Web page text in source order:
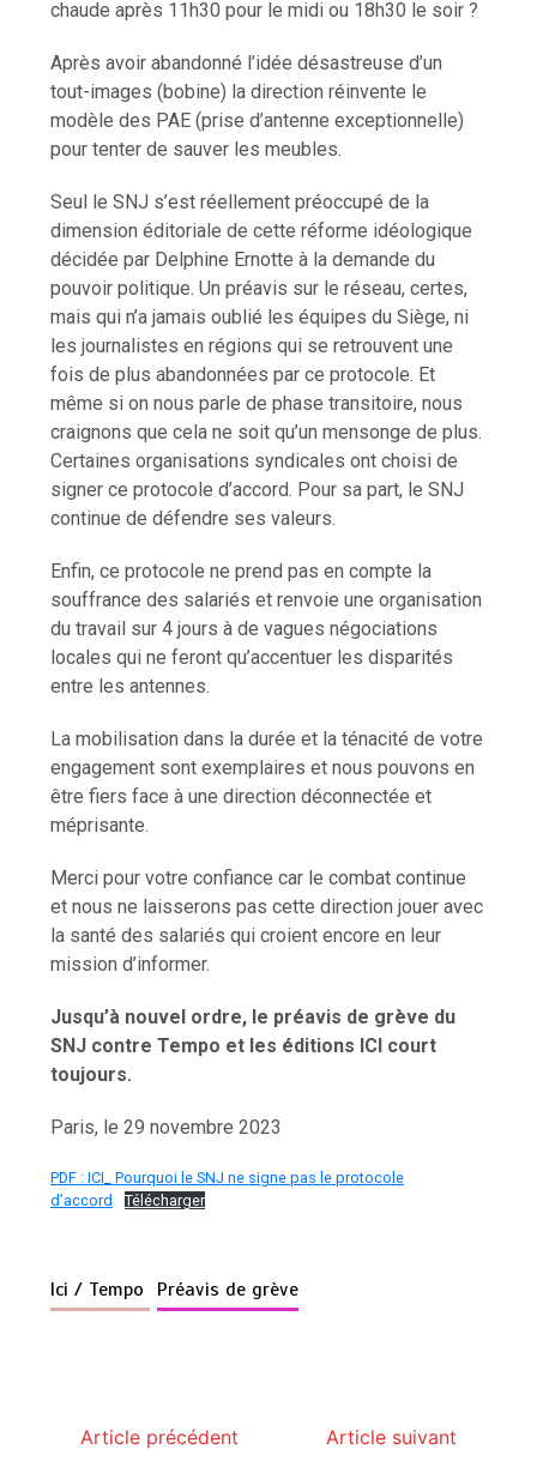
chaude après 11h30 pour le midi ou 18h30 le soir ?
Après avoir abandonné l’idée désastreuse d’un
tout-images (bobine) la direction réinvente le
modèle des PAE (prise d’antenne exceptionnelle)
pour tenter de sauver les meubles.
Seul le SNJ s’est réellement préoccupé de la
dimension éditoriale de cette réforme idéologique
décidée par Delphine Ernotte à la demande du
pouvoir politique. Un préavis sur le réseau, certes,
mais qui n’a jamais oublié les équipes du Siège, ni
les journalistes en régions qui se retrouvent une
fois de plus abandonnées par ce protocole. Et
même si on nous parle de phase transitoire, nous
craignons que cela ne soit qu’un mensonge de plus.
Certaines organisations syndicales ont choisi de
signer ce protocole d’accord. Pour sa part, le SNJ
continue de défendre ses valeurs.
Enfin, ce protocole ne prend pas en compte la
souffrance des salariés et renvoie une organisation
du travail sur 4 jours à de vagues négociations
locales qui ne feront qu’accentuer les disparités
entre les antennes.
La mobilisation dans la durée et la ténacité de votre
engagement sont exemplaires et nous pouvons en
être fiers face à une direction déconnectée et
méprisante.
Merci pour votre confiance car le combat continue
et nous ne laisserons pas cette direction jouer avec
la santé des salariés qui croient encore en leur
mission d’informer.
Jusqu’à nouvel ordre, le préavis de grève du
SNJ contre Tempo et les éditions ICI court
toujours.
Paris, le 29 novembre 2023
PDF : ICI_ Pourquoi le SNJ ne signe pas le protocole
d’accord
Télécharger
Ici / Tempo Préavis de grève
Article précédent Article suivant